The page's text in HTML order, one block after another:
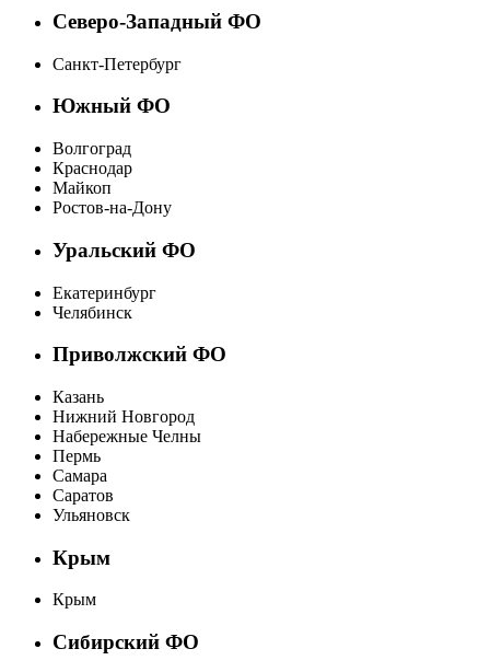
Северо-Западный ФО
Санкт-Петербург
Южный ФО
Волгоград
Краснодар
Майкоп
Ростов-на-Дону
Уральский ФО
Екатеринбург
Челябинск
Приволжский ФО
Казань
Нижний Новгород
Набережные Челны
Пермь
Самара
Саратов
Ульяновск
Крым
Крым
Сибирский ФО